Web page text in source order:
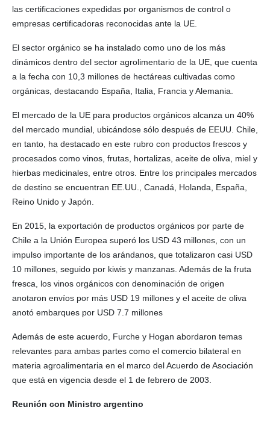
las certificaciones expedidas por organismos de control o
empresas certificadoras reconocidas ante la UE.
El sector orgánico se ha instalado como uno de los más
dinámicos dentro del sector agrolimentario de la UE, que cuenta
a la fecha con 10,3 millones de hectáreas cultivadas como
orgánicas, destacando España, Italia, Francia y Alemania.
El mercado de la UE para productos orgánicos alcanza un 40%
del mercado mundial, ubicándose sólo después de EEUU. Chile,
en tanto, ha destacado en este rubro con productos frescos y
procesados como vinos, frutas, hortalizas, aceite de oliva, miel y
hierbas medicinales, entre otros. Entre los principales mercados
de destino se encuentran EE.UU., Canadá, Holanda, España,
Reino Unido y Japón.
En 2015, la exportación de productos orgánicos por parte de
Chile a la Unión Europea superó los USD 43 millones, con un
impulso importante de los arándanos, que totalizaron casi USD
10 millones, seguido por kiwis y manzanas. Además de la fruta
fresca, los vinos orgánicos con denominación de origen
anotaron envíos por más USD 19 millones y el aceite de oliva
anotó embarques por USD 7.7 millones
Además de este acuerdo, Furche y Hogan abordaron temas
relevantes para ambas partes como el comercio bilateral en
materia agroalimentaria en el marco del Acuerdo de Asociación
que está en vigencia desde el 1 de febrero de 2003.
Reunión con Ministro argentino